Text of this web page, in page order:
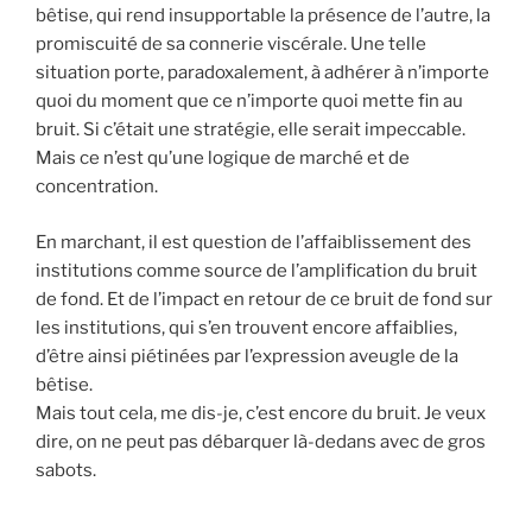
bêtise, qui rend insupportable la présence de l’autre, la
promiscuité de sa connerie viscérale. Une telle
situation porte, paradoxalement, à adhérer à n’importe
quoi du moment que ce n’importe quoi mette fin au
bruit. Si c’était une stratégie, elle serait impeccable.
Mais ce n’est qu’une logique de marché et de
concentration.
En marchant, il est question de l’affaiblissement des
institutions comme source de l’amplification du bruit
de fond. Et de l’impact en retour de ce bruit de fond sur
les institutions, qui s’en trouvent encore affaiblies,
d’être ainsi piétinées par l’expression aveugle de la
bêtise.
Mais tout cela, me dis-je, c’est encore du bruit. Je veux
dire, on ne peut pas débarquer là-dedans avec de gros
sabots.